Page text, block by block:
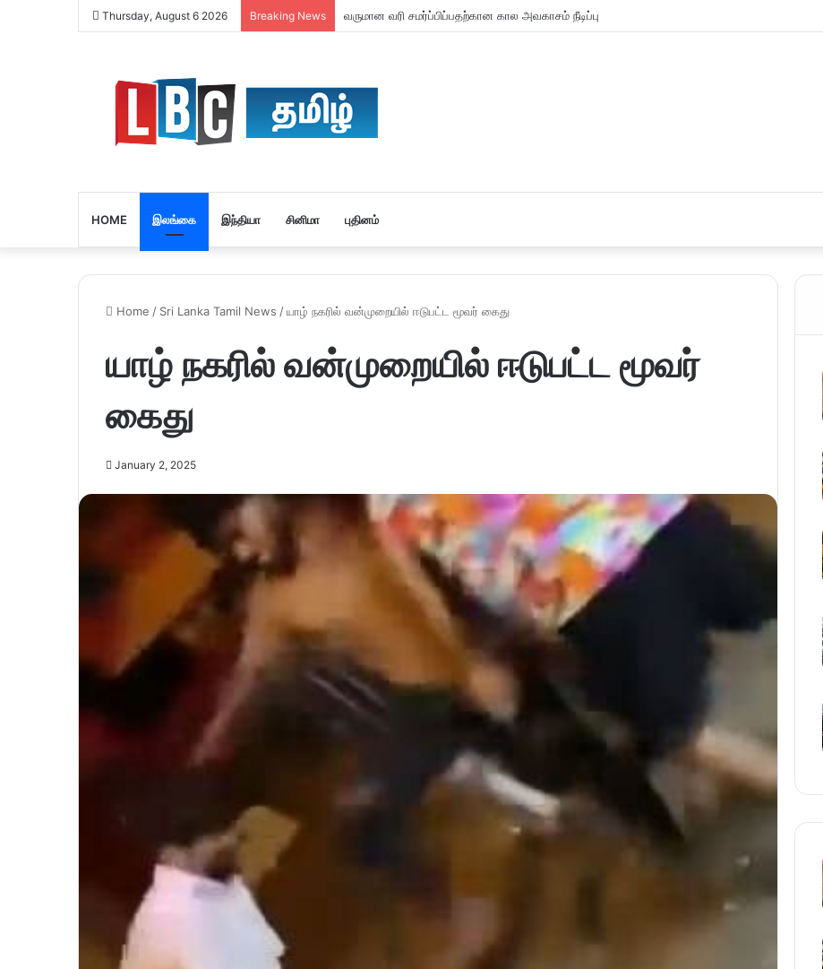
Thursday, August 6 2026 Breaking News யாழில் மெக்கானிக் வேலை செய்தவனை கனடா மாப்பிளை என ஏமாற்றி திருமணம்!
HOME இலங்கை இந்தியா சினிமா புதினம்
Home / Sri Lanka Tamil News /யாழ் நகரில் வன்முறையில் ஈடுபட்ட மூவர் கைது
யாழ் நகரில் வன்முறையில் ஈடுபட்ட மூவர்
கைது
January 2, 2025